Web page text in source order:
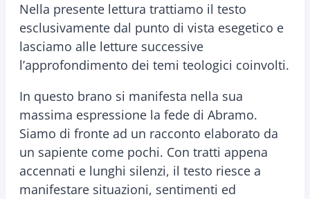
Nella presente lettura trattiamo il testo
esclusivamente dal punto di vista esegetico e
lasciamo alle letture successive
l’approfondimento dei temi teologici coinvolti.
In questo brano si manifesta nella sua
massima espressione la fede di Abramo.
Siamo di fronte ad un racconto elaborato da
un sapiente come pochi. Con tratti appena
accennati e lunghi silenzi, il testo riesce a
manifestare situazioni, sentimenti ed